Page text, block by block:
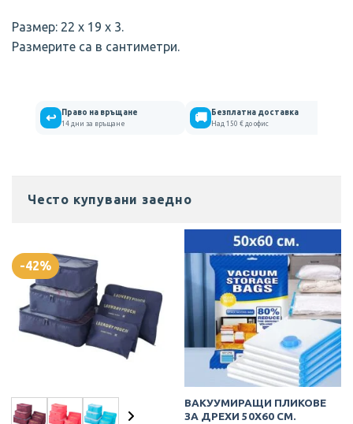
Размер: 22 х 19 х 3.
Размерите са в сантиметри.
↩ Право на връщане
14 дни за връщане 🚚 Безплатна доставка
Над 150 € до офис
Често купувани заедно
-42%
ВАКУУМИРАЩИ ПЛИКОВЕ
ЗА ДРЕХИ 50Х60 СМ.